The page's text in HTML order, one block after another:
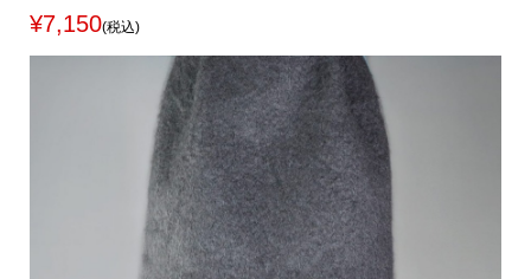
¥7,150(税込)